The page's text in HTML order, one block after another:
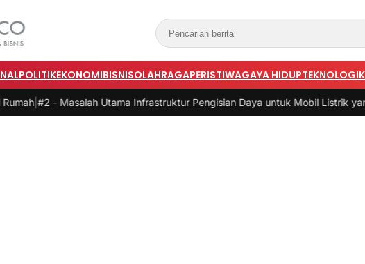
POLITIKEKONOMIBISNISOLAHRAGAPERISTIWAGAYA HIDUPTEKNOLOGI
Utama Infrastruktur Pengisian Daya untuk Mobil Listrik yang Perlu